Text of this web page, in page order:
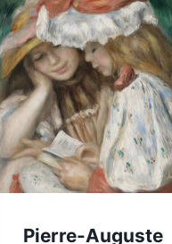
Pierre-Auguste